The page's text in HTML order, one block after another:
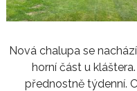
Nová chalupa se
horní část u
přednostně týdenní.